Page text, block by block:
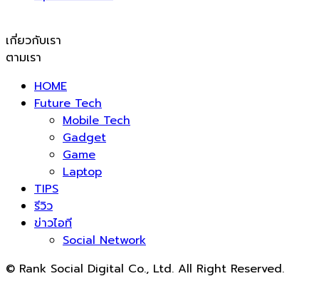
เกี่ยวกับเรา
ตามเรา
HOME
Future Tech
Mobile Tech
Gadget
Game
Laptop
TIPS
รีวิว
ข่าวไอที
Social Network
© Rank Social Digital Co., Ltd. All Right Reserved.